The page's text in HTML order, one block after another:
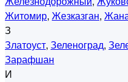
Житомир, Жезказган,
З
Златоуст, Зеленоград,
Зарафшан
И